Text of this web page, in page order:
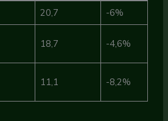
20,7 -6%
18,7 -4,6%
11,1 -8,2%